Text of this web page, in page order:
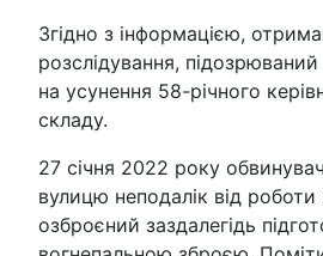
Згідно з інформацією,
розслідування,
на усунення 58-річного
складу.
27 січня 2022 року
вулицю неподалік від роботи
озброєний заздалегідь